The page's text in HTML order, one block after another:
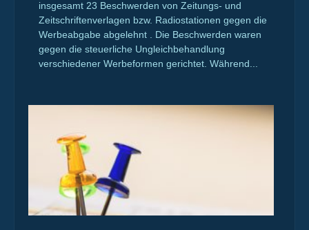
insgesamt 23 Beschwerden von Zeitungs- und
Zeitschriftenverlagen bzw. Radiostationen gegen die
Werbeabgabe abgelehnt . Die Beschwerden waren
gegen die steuerliche Ungleichbehandlung
verschiedener Werbeformen gerichtet. Während...